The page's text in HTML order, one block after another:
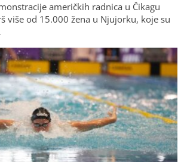
američkih radnica u Čikagu
više od 15.000 žena u Njujorku, koje su